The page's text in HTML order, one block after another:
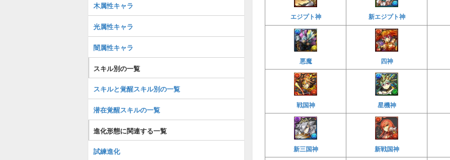
エジプト神 新エジプト神
悪魔 四神
戦国神 星機神
新三国神 新戦国神
木属性キャラ
光属性キャラ
闇属性キャラ
スキル別の一覧
スキルと覚醒スキル別の一覧
潜在覚醒スキルの一覧
進化形態に関連する一覧
試練進化